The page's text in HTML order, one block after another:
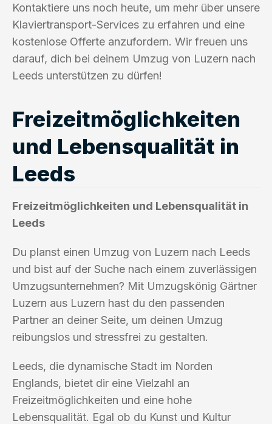
Kontaktiere uns noch heute, um mehr über unsere
Klaviertransport-Services zu erfahren und eine
kostenlose Offerte anzufordern. Wir freuen uns
darauf, dich bei deinem Umzug von Luzern nach
Leeds unterstützen zu dürfen!
Freizeitmöglichkeiten
und Lebensqualität in
Leeds
Freizeitmöglichkeiten und Lebensqualität in
Leeds
Du planst einen Umzug von Luzern nach Leeds
und bist auf der Suche nach einem zuverlässigen
Umzugsunternehmen? Mit Umzugskönig Gärtner
Luzern aus Luzern hast du den passenden
Partner an deiner Seite, um deinen Umzug
reibungslos und stressfrei zu gestalten.
Leeds, die dynamische Stadt im Norden
Englands, bietet dir eine Vielzahl an
Freizeitmöglichkeiten und eine hohe
Lebensqualität. Egal ob du Kunst und Kultur